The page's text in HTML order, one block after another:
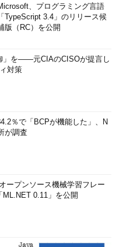
、プログラミング言語
「TypeScript 3.4」のリリース候
版（RC）を公開
」を――元CIAのCISOが提言し
対策
％で「BCPが機能した」、N
が調査
ープンソース機械学習フレー
0.11」を公開